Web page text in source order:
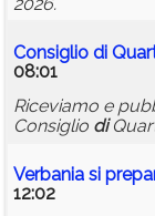
2026.
Consiglio di
08:01
Riceviamo e
Consiglio di
Verbania si
12:02